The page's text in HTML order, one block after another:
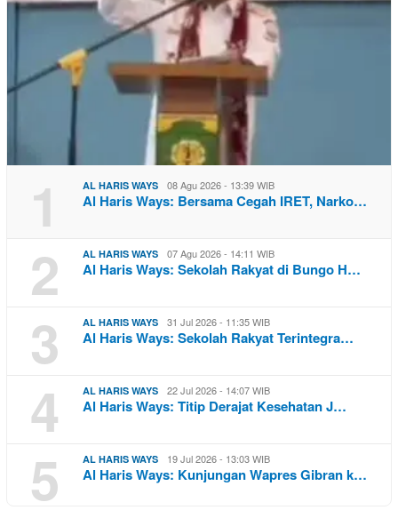
1 AL HARIS WAYS 08 Agu 2026 - 13:39 WIB
Al Haris Ways: Bersama Cegah IRET, Narko…
2 AL HARIS WAYS 07 Agu 2026 - 14:11 WIB
Al Haris Ways: Sekolah Rakyat di Bungo H…
3 AL HARIS WAYS 31 Jul 2026 - 11:35 WIB
Al Haris Ways: Sekolah Rakyat Terintegra…
4 AL HARIS WAYS 22 Jul 2026 - 14:07 WIB
Al Haris Ways: Titip Derajat Kesehatan J…
5 AL HARIS WAYS 19 Jul 2026 - 13:03 WIB
Al Haris Ways: Kunjungan Wapres Gibran k…